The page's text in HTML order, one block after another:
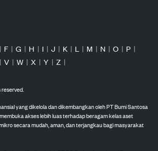
| F | G | H | I | J | K | L | M | N | O | P |
| V | W | X | Y | Z |
reserved.
yang dikelola dan dikembangkan oleh PT Bumi Santosa
akses lebih luas terhadap beragam kelas aset
secara mudah, aman, dan terjangkau bagi masyarakat